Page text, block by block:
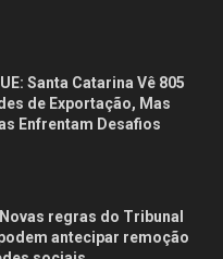
Santa Catarina Vê 805
de Exportação, Mas
Enfrentam Desafios
regras do Tribunal
antecipar remoção